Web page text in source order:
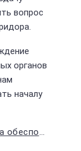
вопрос
органов
началу
в Киргизии